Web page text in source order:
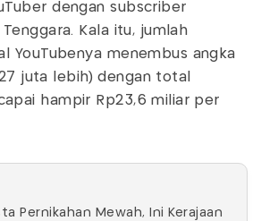
dengan subscriber
Kala itu, jumlah
YouTubenya menembus angka
juta lebih) dengan total
hampir Rp23,6 miliar per
Pernikahan Mewah, Ini Kerajaan